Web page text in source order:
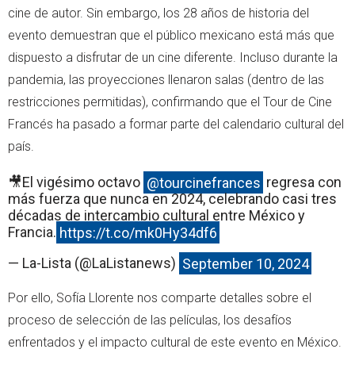
cine de autor. Sin embargo, los 28 años de historia del
evento demuestran que el público mexicano está más que
dispuesto a disfrutar de un cine diferente. Incluso durante la
pandemia, las proyecciones llenaron salas (dentro de las
restricciones permitidas), confirmando que el Tour de Cine
Francés ha pasado a formar parte del calendario cultural del
país.
🎥El vigésimo octavo @tourcinefrances regresa con
más fuerza que nunca en 2024, celebrando casi tres
décadas de intercambio cultural entre México y
Francia. https://t.co/mk0Hy34df6
— La-Lista (@LaListanews) September 10, 2024
Por ello, Sofía Llorente nos comparte detalles sobre el
proceso de selección de las películas, los desafíos
enfrentados y el impacto cultural de este evento en México.